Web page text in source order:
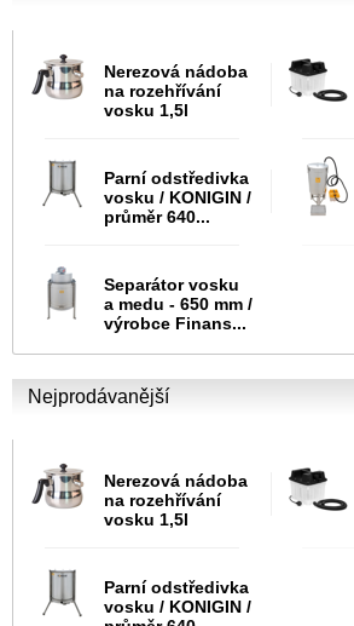
Nerezová nádoba
na rozehřívání
vosku 1,5l
Parní odstředivka
vosku / KONIGIN /
průměr 640...
Separátor vosku
a medu - 650 mm /
výrobce Finans...
Nejprodávanější
Nerezová nádoba
na rozehřívání
vosku 1,5l
Parní odstředivka
vosku / KONIGIN /